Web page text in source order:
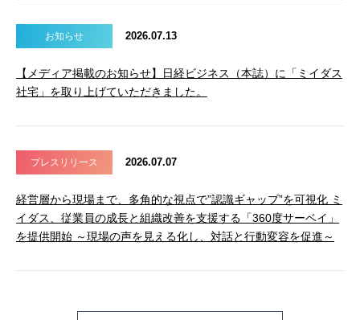
お知らせ 2026.07.13
【メディア掲載のお知らせ】日経ビジネス（本誌）に「ミイダス
社宅」を取り上げていただきました。
プレスリリース 2026.07.07
経営層から現場まで、多角的な視点で”認識ギャップ”を可視化 ミ
イダス、従業員の成長と組織改善を支援する「360度サーベイ」
を提供開始 ～現場の声を見える化し、対話と行動変容を促進～